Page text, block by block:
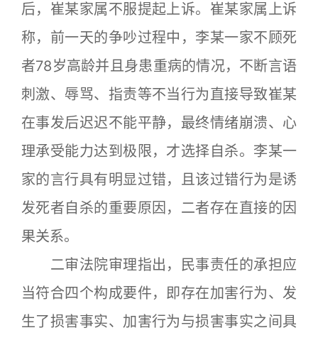
后，崔某家属不服提起上诉。崔某家属上诉
称，前一天的争吵过程中，李某一家不顾死
者78岁高龄并且身患重病的情况，不断言语
刺激、辱骂、指责等不当行为直接导致崔某
在事发后迟迟不能平静，最终情绪崩溃、心
理承受能力达到极限，才选择自杀。李某一
家的言行具有明显过错，且该过错行为是诱
发死者自杀的重要原因，二者存在直接的因
果关系。
二审法院审理指出，民事责任的承担应
当符合四个构成要件，即存在加害行为、发
生了损害事实、加害行为与损害事实之间具